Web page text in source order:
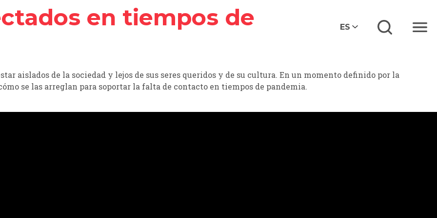
ES
en tiempos de
aislados de la sociedad y lejos de sus seres queridos y de su cultura. En un momento definido por la
se las arreglan para soportar la falta de contacto en tiempos de pandemia.